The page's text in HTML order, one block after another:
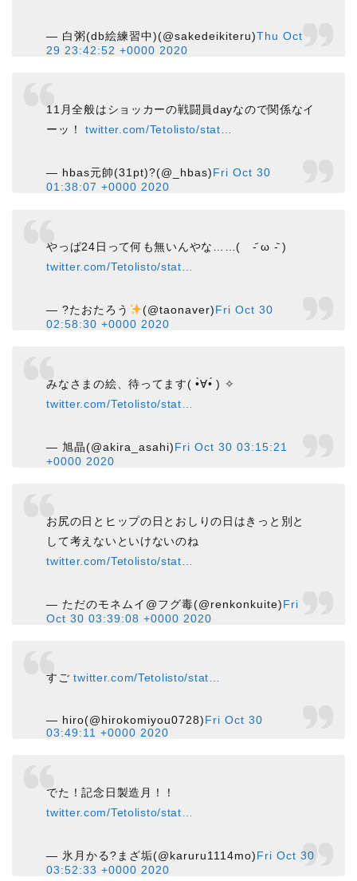
— 白粥(db絵練習中)(@sakedeikiteru)Thu Oct
29 23:42:52 +0000 2020
11月全般はショッカーの戦闘員dayなので関係なイ
ーッ！twitter.com/Tetolisto/stat…
— hbas元帥(31pt)?(@_hbas)Fri Oct 30
01:38:07 +0000 2020
やっぱ24日って何も無いんやな……( -᷄ ω -᷅ )
twitter.com/Tetolisto/stat…
— ?たおたろう (@taonaver)Fri Oct 30
02:58:30 +0000 2020
みなさまの絵、待ってます( •̀∀•́ ) ✧
twitter.com/Tetolisto/stat…
— 旭晶(@akira_asahi)Fri Oct 30 03:15:21
+0000 2020
お尻の日とヒップの日とおしりの日はきっと別と
して考えないといけないのね
twitter.com/Tetolisto/stat…
— ただのモネムイ@フグ毒(@renkonkuite)Fri
Oct 30 03:39:08 +0000 2020
すごtwitter.com/Tetolisto/stat…
— hiro(@hirokomiyou0728)Fri Oct 30
03:49:11 +0000 2020
でた！記念日製造月！！
twitter.com/Tetolisto/stat…
— 氷月かる?まざ垢(@karuru1114mo)Fri Oct 30
03:52:33 +0000 2020